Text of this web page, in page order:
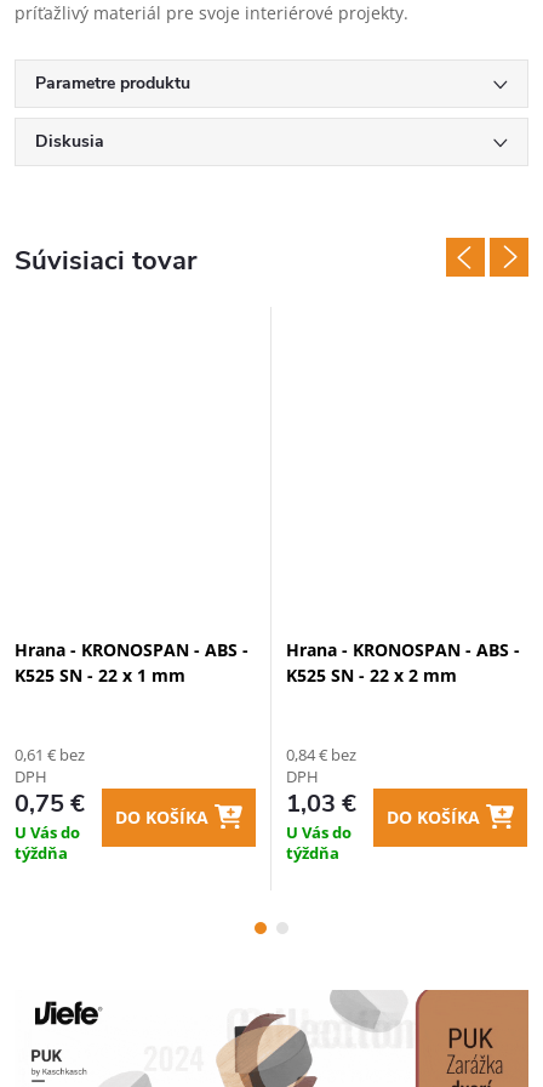
príťažlivý materiál pre svoje interiérové projekty.
Parametre produktu
Diskusia
Súvisiaci tovar
Hrana - KRONOSPAN - ABS -
K525 SN - 22 x 1 mm
0,61 € bez
DPH
0,75 €
U Vás do
týždňa
DO KOŠÍKA
Hrana - KRONOSPAN - ABS -
K525 SN - 22 x 2 mm
0,84 € bez
DPH
1,03 €
U Vás do
týždňa
DO KOŠÍKA